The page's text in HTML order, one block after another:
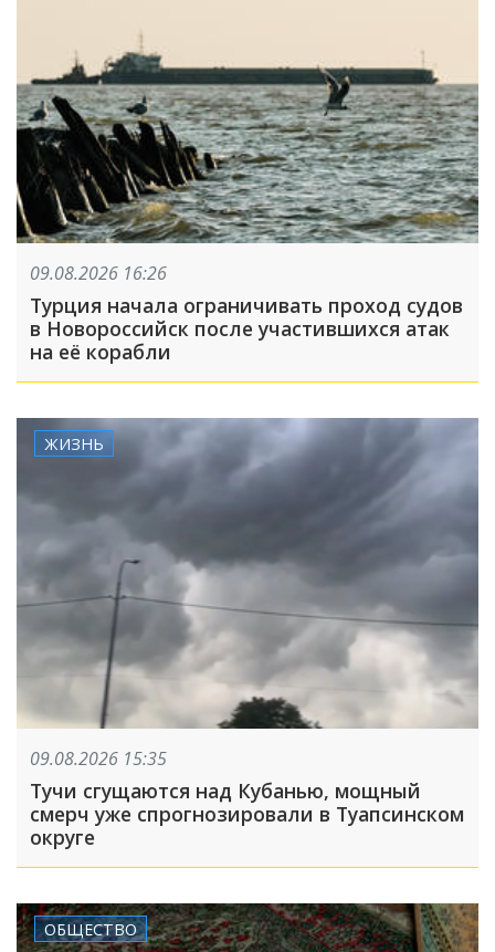
09.08.2026 16:26
Турция начала ограничивать проход судов
в Новороссийск после участившихся атак
на её корабли
ЖИЗНЬ
09.08.2026 15:35
Тучи сгущаются над Кубанью, мощный
смерч уже спрогнозировали в Туапсинском
округе
ОБЩЕСТВО